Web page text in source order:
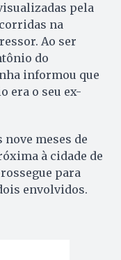
pela
na
Ao ser
do
informou que
era o seu ex-
meses de
à cidade de
para
envolvidos.